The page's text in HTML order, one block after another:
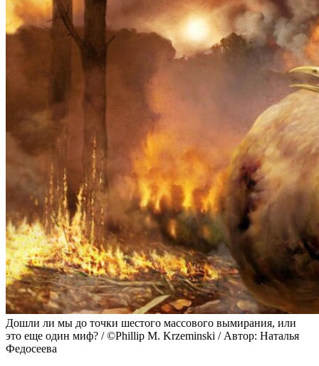
Дошли ли мы до точки шестого массового вымирания, или
это еще один миф? / ©Phillip M. Krzeminski / Автор: Наталья
Федосеева